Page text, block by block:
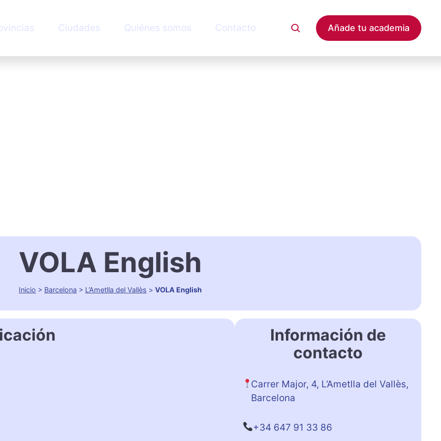
Ciudades Quiénes somos Contacto Añade tu academia
VOLA English
Inicio > Barcelona > L’Ametlla del Vallès > VOLA English
Información de
contacto
Carrer Major, 4, L’Ametlla del Vallès,
Barcelona
+34 647 91 33 86